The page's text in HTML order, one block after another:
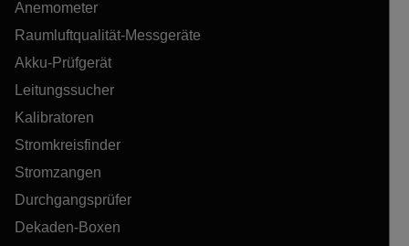
Anemometer
Raumluftqualität-Messgeräte
Akku-Prüfgerät
Leitungssucher
Kalibratoren
Stromkreisfinder
Stromzangen
Durchgangsprüfer
Dekaden-Boxen